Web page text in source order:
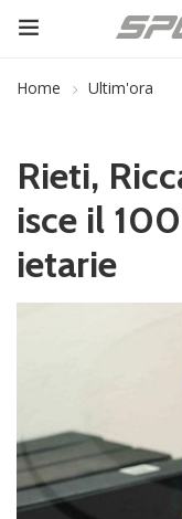
Home Ultim'ora
Rieti,
isce il
ietarie